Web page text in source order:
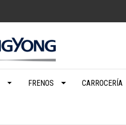
FRENOS CARROCERÍA